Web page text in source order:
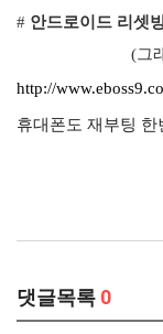
# 안드로이드 리셋
(그
http://
휴대폰도 재부팅 한
댓글목록 0